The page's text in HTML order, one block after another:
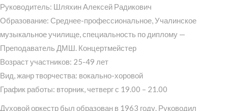
Руководитель: Шляхин Алексей Радикович
Образование: Среднее-профессиональное, Учалинское
музыкальное училище, специальность по диплому —
Преподаватель ДМШ. Концертмейстер
Возраст участников: 25-49 лет
Вид, жанр творчества: вокально-хоровой
График работы: вторник, четверг с 19.00 – 21.00
Духовой оркестр был образован в 1963 году. Руководил